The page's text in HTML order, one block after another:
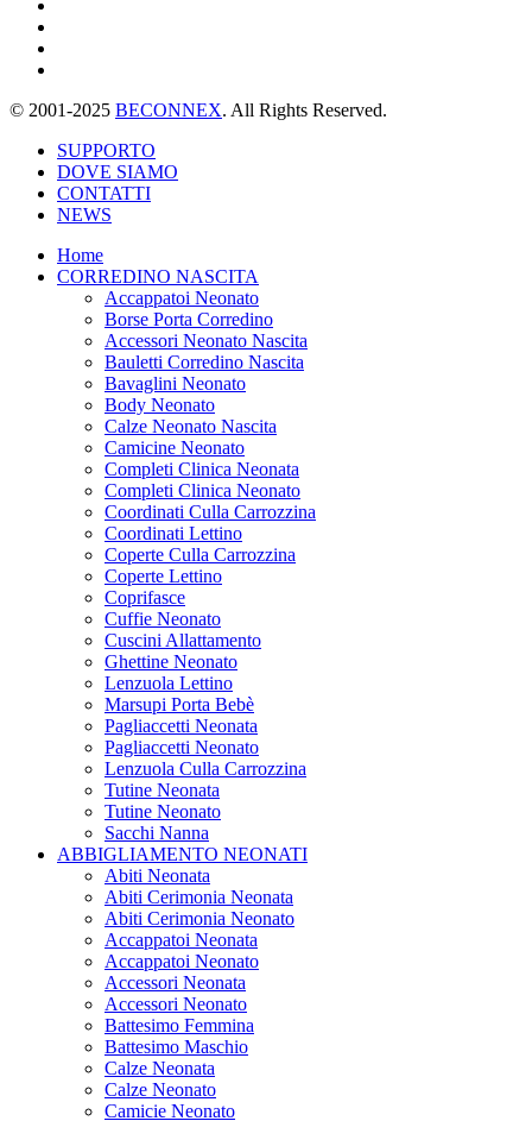
© 2001-2025 BECONNEX. All Rights Reserved.
SUPPORTO
DOVE SIAMO
CONTATTI
NEWS
Home
CORREDINO NASCITA
Accappatoi Neonato
Borse Porta Corredino
Accessori Neonato Nascita
Bauletti Corredino Nascita
Bavaglini Neonato
Body Neonato
Calze Neonato Nascita
Camicine Neonato
Completi Clinica Neonata
Completi Clinica Neonato
Coordinati Culla Carrozzina
Coordinati Lettino
Coperte Culla Carrozzina
Coperte Lettino
Coprifasce
Cuffie Neonato
Cuscini Allattamento
Ghettine Neonato
Lenzuola Lettino
Marsupi Porta Bebè
Pagliaccetti Neonata
Pagliaccetti Neonato
Lenzuola Culla Carrozzina
Tutine Neonata
Tutine Neonato
Sacchi Nanna
ABBIGLIAMENTO NEONATI
Abiti Neonata
Abiti Cerimonia Neonata
Abiti Cerimonia Neonato
Accappatoi Neonata
Accappatoi Neonato
Accessori Neonata
Accessori Neonato
Battesimo Femmina
Battesimo Maschio
Calze Neonata
Calze Neonato
Camicie Neonato